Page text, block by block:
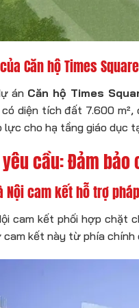
Căn hộ Times
án Căn hộ Times
diện tích đất 7.600 m²,
lực cho hạ tầng giáo dục
cầu: Đảm
Nội cam kết hỗ trợ
cam kết phối hợp chặt
cam kết này từ phía